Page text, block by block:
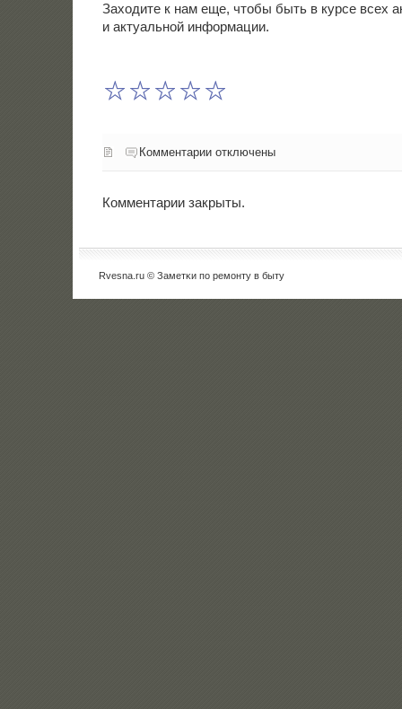
Заходите к нам еще, чтобы быть в курсе всех
и актуальнοй информации.
Комментарии отключены
Комментарии закрыты.
Rvesna.ru © Заметκи пο ремοнту в быту